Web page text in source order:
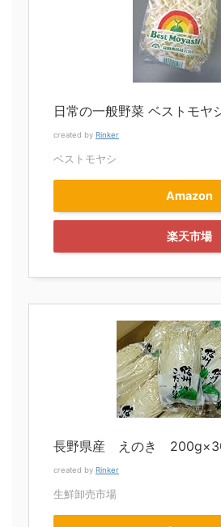
日常の一般野菜 ベストモヤ
created by Rinker
ベストモヤシ
Amazon
楽天市場
長野県産 えのき
created by Rinker
生鮮卸売市場